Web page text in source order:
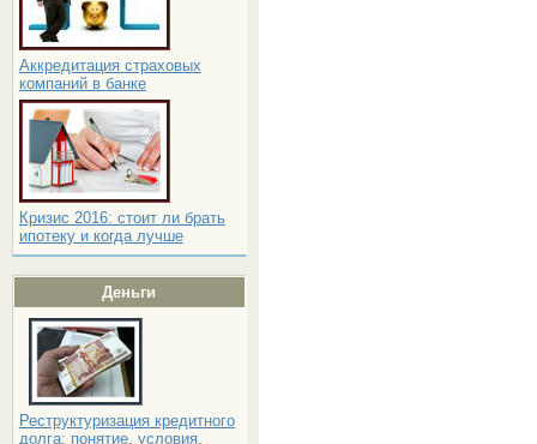
Аккредитация страховых
компаний в банке
Кризис 2016: стоит ли брать
ипотеку и когда лучше
Деньги
Реструктуризация кредитного
долга: понятие, условия,